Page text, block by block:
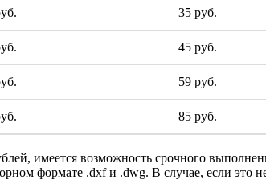
35 руб.
45 руб.
59 руб.
85 руб.
имеется возможность срочного
формате .dxf и .dwg. В случае, если